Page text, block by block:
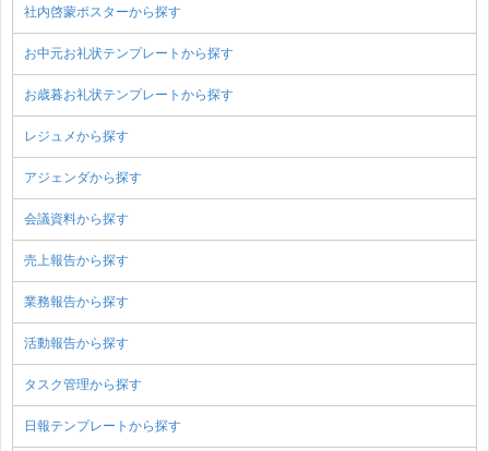
社内啓蒙ポスターから探す
お中元お礼状テンプレートから探す
お歳暮お礼状テンプレートから探す
レジュメから探す
アジェンダから探す
会議資料から探す
売上報告から探す
業務報告から探す
活動報告から探す
タスク管理から探す
日報テンプレートから探す